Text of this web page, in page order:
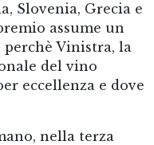
Slovenia, Grecia e
assume un
Vinistra, la
del vino
eccellenza e dove
nella terza